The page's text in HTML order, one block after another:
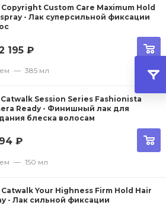
Copyright Custom Care Maximum Hold
- Лак суперсильной фиксации
195 ₽
— 385 мл
Session Series Fashionista
Ready - Финишный лак для
блеска волосам
₽
— 150 мл
Catwalk Your Highness Firm Hold Hair
- Лак сильной фиксации